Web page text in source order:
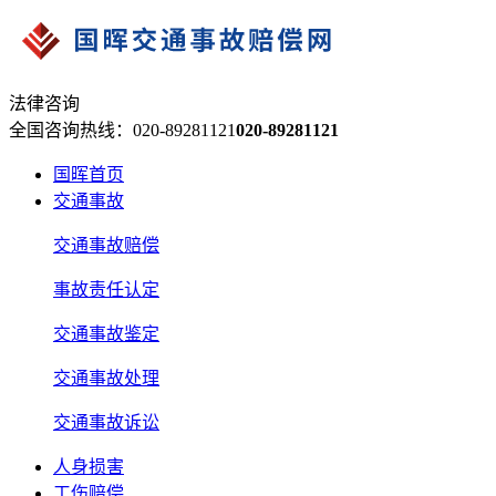
法律咨询
全国咨询热线：020-89281121020-89281121
国晖首页
交通事故
交通事故赔偿
事故责任认定
交通事故鉴定
交通事故处理
交通事故诉讼
人身损害